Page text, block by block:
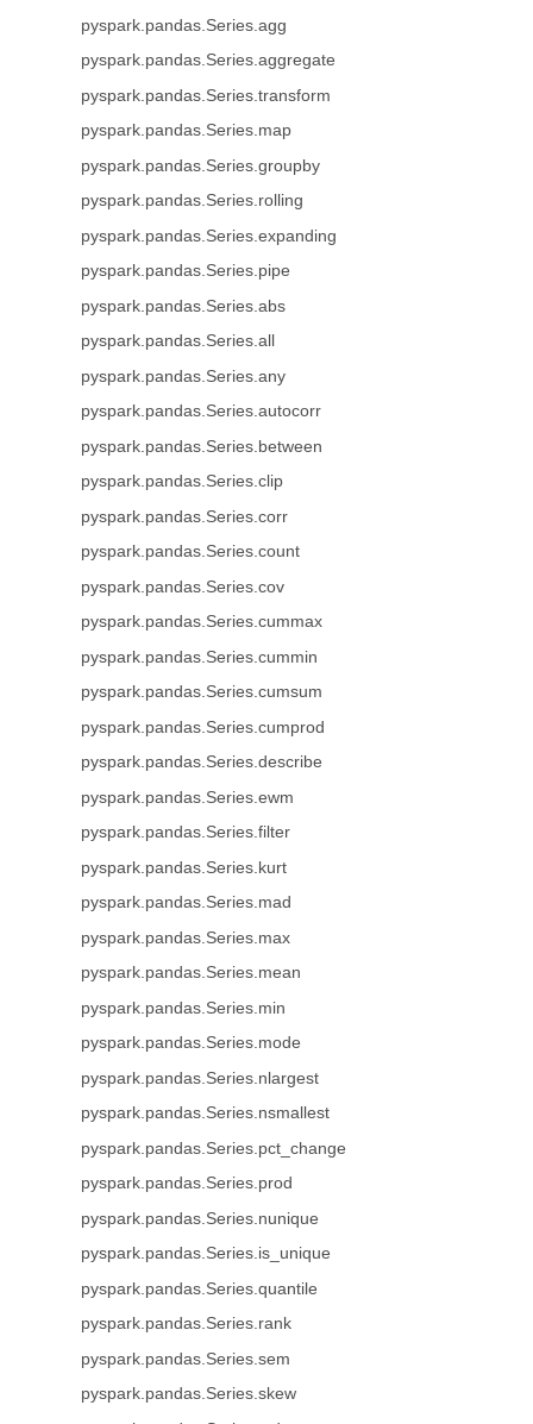
pyspark.pandas.Series.agg
pyspark.pandas.Series.aggregate
pyspark.pandas.Series.transform
pyspark.pandas.Series.map
pyspark.pandas.Series.groupby
pyspark.pandas.Series.rolling
pyspark.pandas.Series.expanding
pyspark.pandas.Series.pipe
pyspark.pandas.Series.abs
pyspark.pandas.Series.all
pyspark.pandas.Series.any
pyspark.pandas.Series.autocorr
pyspark.pandas.Series.between
pyspark.pandas.Series.clip
pyspark.pandas.Series.corr
pyspark.pandas.Series.count
pyspark.pandas.Series.cov
pyspark.pandas.Series.cummax
pyspark.pandas.Series.cummin
pyspark.pandas.Series.cumsum
pyspark.pandas.Series.cumprod
pyspark.pandas.Series.describe
pyspark.pandas.Series.ewm
pyspark.pandas.Series.filter
pyspark.pandas.Series.kurt
pyspark.pandas.Series.mad
pyspark.pandas.Series.max
pyspark.pandas.Series.mean
pyspark.pandas.Series.min
pyspark.pandas.Series.mode
pyspark.pandas.Series.nlargest
pyspark.pandas.Series.nsmallest
pyspark.pandas.Series.pct_change
pyspark.pandas.Series.prod
pyspark.pandas.Series.nunique
pyspark.pandas.Series.is_unique
pyspark.pandas.Series.quantile
pyspark.pandas.Series.rank
pyspark.pandas.Series.sem
pyspark.pandas.Series.skew